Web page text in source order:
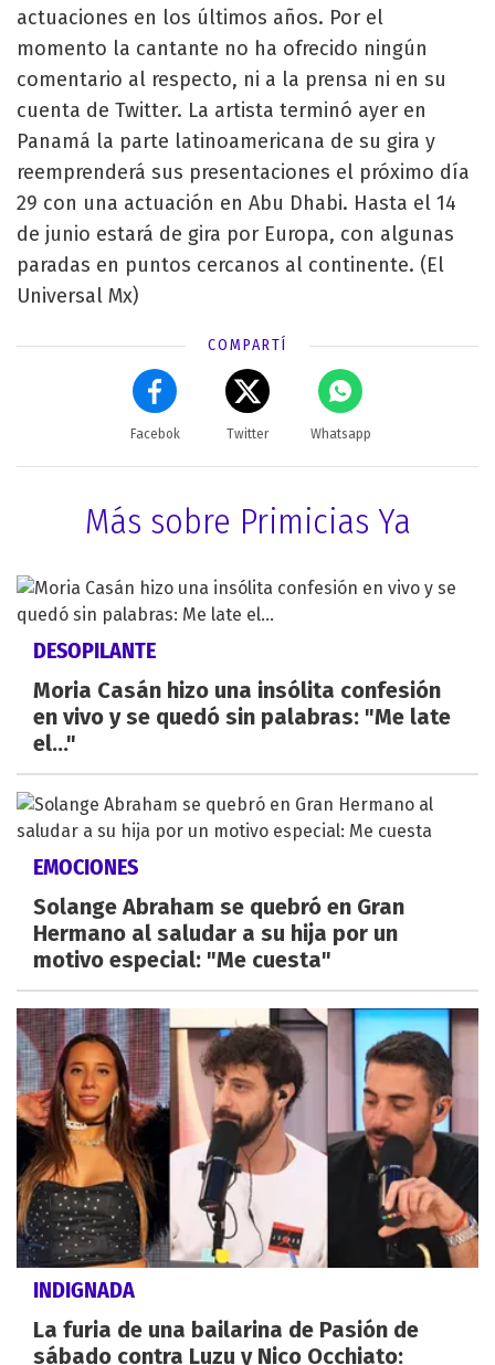
actuaciones en los últimos años. Por el
momento la cantante no ha ofrecido ningún
comentario al respecto, ni a la prensa ni en su
cuenta de Twitter. La artista terminó ayer en
Panamá la parte latinoamericana de su gira y
reemprenderá sus presentaciones el próximo día
29 con una actuación en Abu Dhabi. Hasta el 14
de junio estará de gira por Europa, con algunas
paradas en puntos cercanos al continente. (El
Universal Mx)
COMPARTÍ
Facebok Twitter Whatsapp
Más sobre Primicias Ya
DESOPILANTE
Moria Casán hizo una insólita confesión
en vivo y se quedó sin palabras: "Me late
el..."
EMOCIONES
Solange Abraham se quebró en Gran
Hermano al saludar a su hija por un
motivo especial: "Me cuesta"
INDIGNADA
La furia de una bailarina de Pasión de
sábado contra Luzu y Nico Occhiato: